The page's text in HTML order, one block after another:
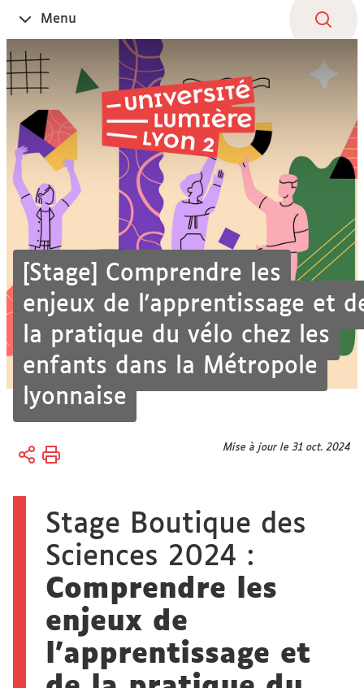
Ouvrir
le
Menu
[Stage] Comprendre les
enjeux de l'apprentissage et
la pratique du vélo chez les
enfants dans la Métropole
lyonnaise
Vous
Accueil
Savoirs
innovation
Mise à jour le 31 oct. 2024
Stage Boutique des
Sciences 2024 :
Comprendre les
enjeux de
l'apprentissage et